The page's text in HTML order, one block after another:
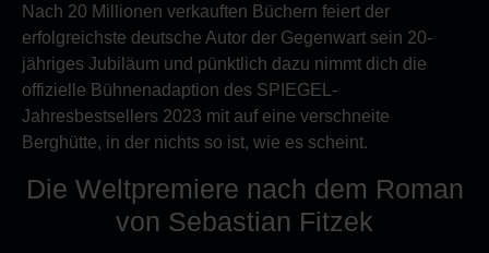
Nach 20 Millionen verkauften Büchern feiert der
erfolgreichste deutsche Autor der Gegenwart sein 20-
jähriges Jubiläum und pünktlich dazu nimmt dich die
offizielle Bühnenadaption des SPIEGEL-
Jahresbestsellers 2023 mit auf eine verschneite
Berghütte, in der nichts so ist, wie es scheint.
Die Weltpremiere nach dem Roman
von Sebastian Fitzek